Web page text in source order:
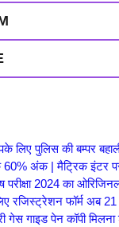
लिए पुलिस की बम्पर
अंक | मैट्रिक इंटर
परीक्षा 2024 का
लिए रजिस्ट्रेशन फॉर्म अब
गेस गाइड पेन कॉपी